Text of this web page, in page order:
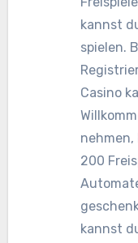
kannst
spielen.
Casino
nehmen,
200
kannst